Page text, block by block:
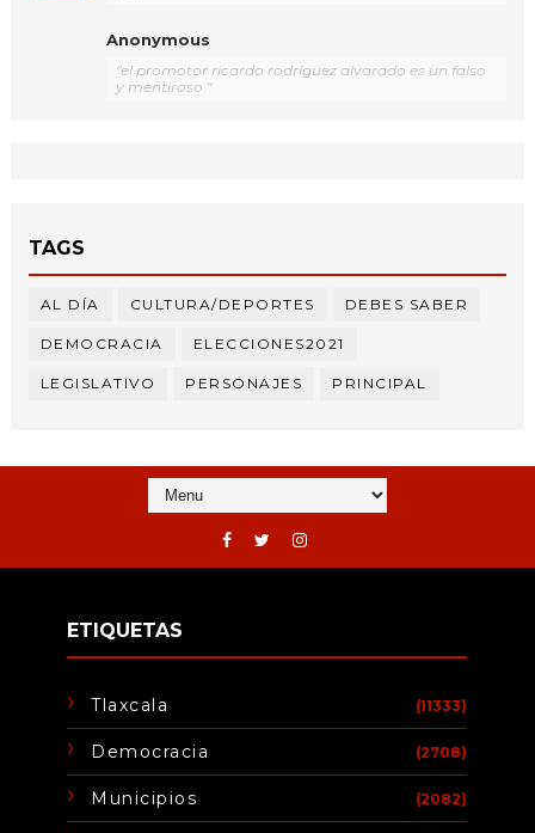
Anonymous
"el promotor ricardo rodríguez alvarado es un falso
y mentiroso "
TAGS
AL DÍA CULTURA/DEPORTES DEBES SABER
DEMOCRACIA ELECCIONES2021
LEGISLATIVO PERSONAJES PRINCIPAL
ETIQUETAS
Tlaxcala (11333)
Democracia (2708)
Municipios (2082)